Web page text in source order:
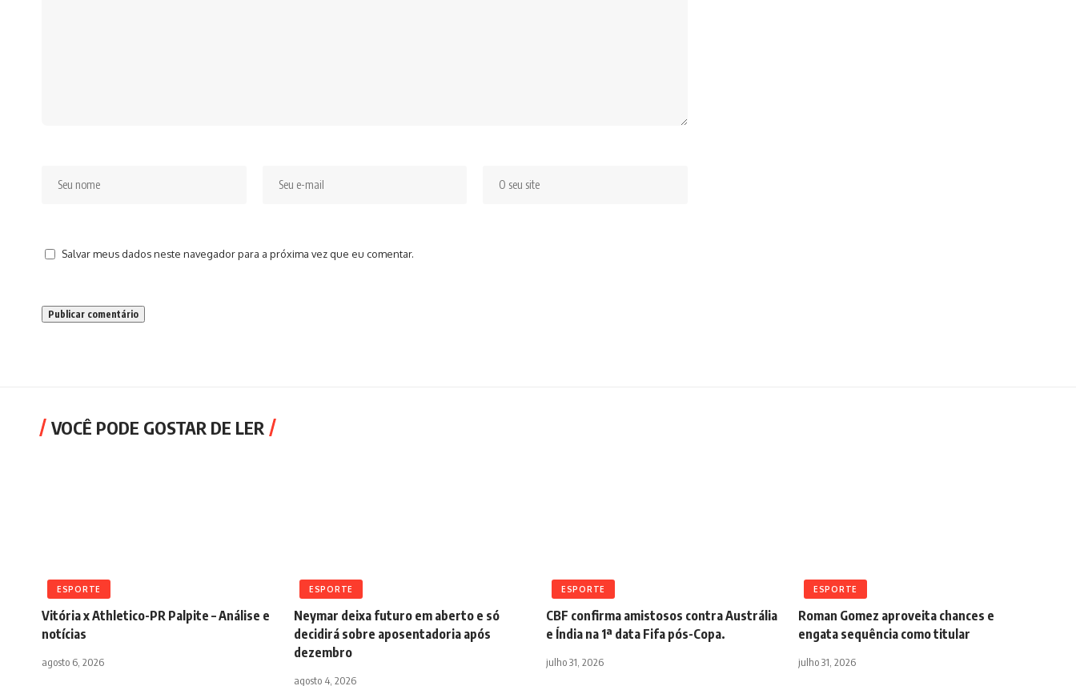
Salvar meus dados neste navegador para a próxima vez que eu comentar.
VOCÊ PODE GOSTAR DE LER
ESPORTE
Vitória x Athletico-PR Palpite – Análise e
notícias
agosto 6, 2026
ESPORTE
Neymar deixa futuro em aberto e só
decidirá sobre aposentadoria após
dezembro
agosto 4, 2026
ESPORTE
CBF confirma amistosos contra Austrália
e Índia na 1ª data Fifa pós-Copa.
julho 31, 2026
ESPORTE
Roman Gomez aproveita chances e
engata sequência como titular
julho 31, 2026